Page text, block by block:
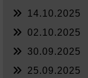
14.10.2025
02.10.2025
30.09.2025
25.09.2025